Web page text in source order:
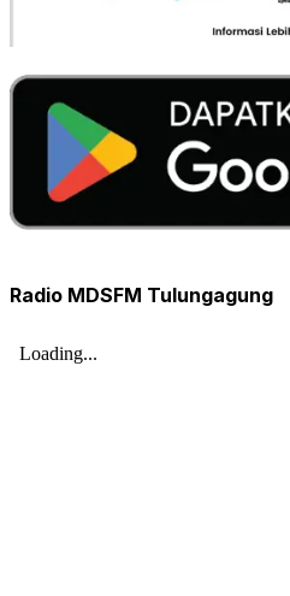
Radio MDSFM Tulungagung